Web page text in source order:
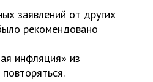
заявлений от других
рекомендовано
инфляция» из